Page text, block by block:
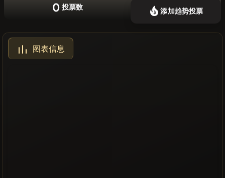
0 投票数 添加趋势投票
图表信息